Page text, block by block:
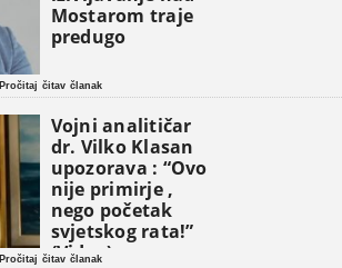
Mostarom traje
predugo
Pročitaj čitav članak
Vojni analitičar
dr. Vilko Klasan
upozorava : “Ovo
nije primirje ,
nego početak
svjetskog rata!”
(Video)
Pročitaj čitav članak